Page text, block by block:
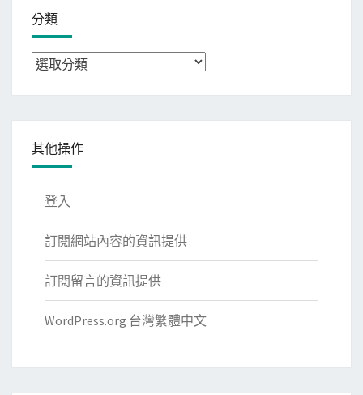
分類
分
其他操作
登入
訂閱網站內容的資訊提供
訂閱留言的資訊提供
WordPress.org 台灣繁體中文